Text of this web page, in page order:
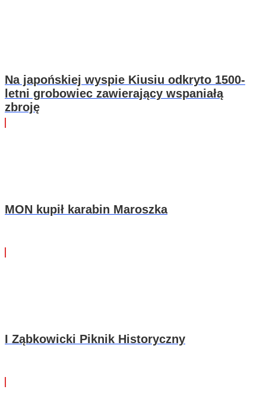
Na japońskiej wyspie Kiusiu odkryto 1500-
letni grobowiec zawierający wspaniałą
zbroję
MON kupił karabin Maroszka
I Ząbkowicki Piknik Historyczny